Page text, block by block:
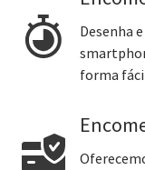
Desenha
forma